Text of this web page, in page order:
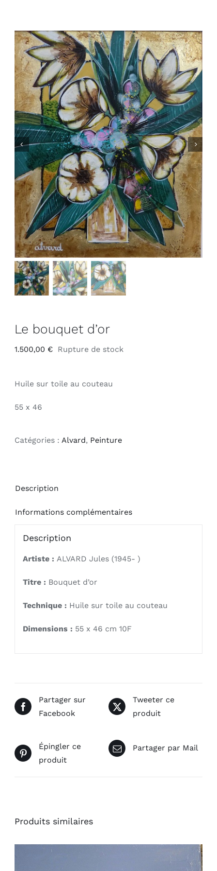
Le bouquet d’or
1.500,00 € Rupture de stock
Huile sur toile au couteau
55 x 46
Catégories : Alvard, Peinture
Description
Informations complémentaires
Description
Artiste : ALVARD Jules (1945- )
Titre : Bouquet d’or
Technique : Huile sur toile au couteau
Dimensions : 55 x 46 cm 10F
Partager sur
Facebook
Tweeter ce
produit
Épingler ce
produit
Partager par Mail
Produits similaires